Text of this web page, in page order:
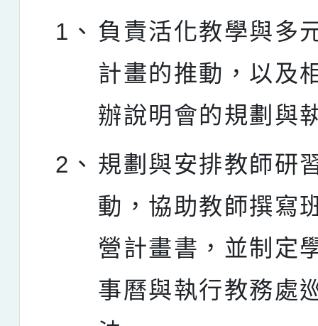
1、 負責活化教學與多
計畫的推動，以及
辦說明會的規劃與
2、 規劃與安排教師研
動，協助教師撰寫
營計畫書，並制定
事曆與執行教務處